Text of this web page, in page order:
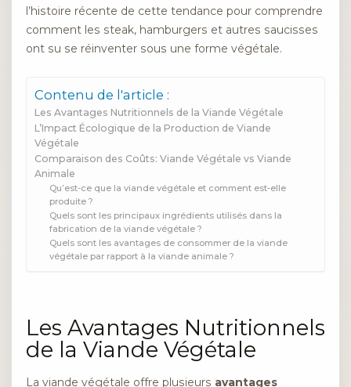
l’histoire récente de cette tendance pour comprendre
comment les steak, hamburgers et autres saucisses
ont su se réinventer sous une forme végétale.
Contenu de l'article :
Les Avantages Nutritionnels de la Viande Végétale
L’Impact Écologique de la Production de Viande
Végétale
Comparaison des Coûts: Viande Végétale vs Viande
Animale
Qu’est-ce que la viande végétale et comment est-elle
produite ?
Quels sont les principaux ingrédients utilisés dans la
fabrication de la viande végétale ?
Quels sont les avantages de consommer de la viande
végétale par rapport à la viande animale ?
Les Avantages Nutritionnels
de la Viande Végétale
La viande végétale offre plusieurs avantages